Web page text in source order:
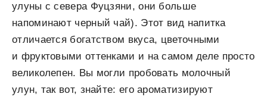
улуны с севера Фуцзяни, они больше
напоминают черный чай). Этот вид напитка
отличается богатством вкуса, цветочными
и фруктовыми оттенками и на самом деле просто
великолепен. Вы могли пробовать молочный
улун, так вот, знайте: его ароматизируют